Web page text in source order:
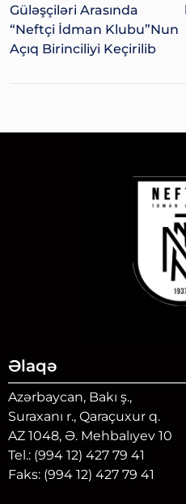
Güləşçiləri Arasında
“Neftçi İdman Klubu”nun
Açıq Birinciliyi Keçirilib
Əlaqə
Azərbaycan, Bakı ş.,
Suraxanı r., Qaraçuxur q.
AZ 1048, Ə. Mehbalıyev 10
Tel.: (994 12) 427 79 41
Faks: (994 12) 427 79 41